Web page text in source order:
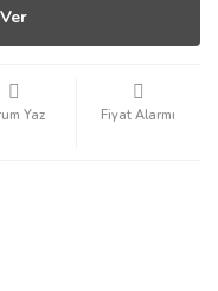
Yaz Fiyat Alarmı